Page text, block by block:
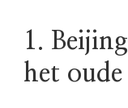
1.
het